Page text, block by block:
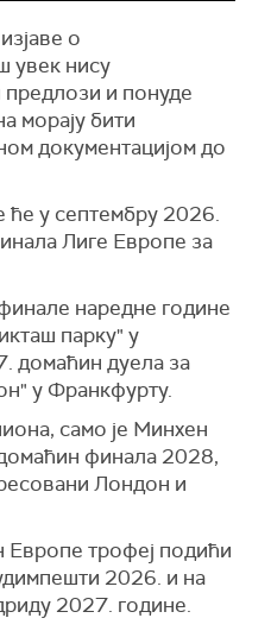
о
увек нису
предлози и понуде
морају бити
документацијом до
у септембру 2026.
Лиге Европе за
наредне године
парку" у
домаћин дуела за
у Франкфурту.
само је Минхен
финала 2028,
Лондон и
трофеј подићи
2026. и на
2027. године.